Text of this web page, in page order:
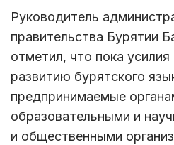
Руководитель
правительства Бурятии
отметил, что пока
развитию бурятского
предпринимаемые
образовательными и
и общественными